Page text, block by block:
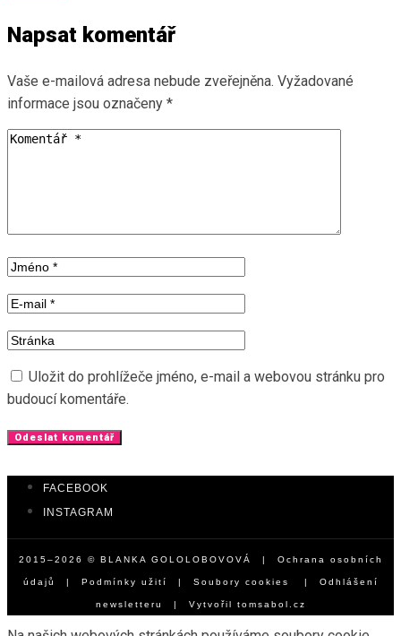
Napsat komentář
Vaše e-mailová adresa nebude zveřejněna. Vyžadované
informace jsou označeny *
Uložit do prohlížeče jméno, e-mail a webovou stránku pro
budoucí komentáře.
FACEBOOK
INSTAGRAM
2015–2026 © BLANKA GOLOLOBOVOVÁ | Ochrana osobních
údajů | Podmínky užití | Soubory cookies | Odhlášení
newsletteru | Vytvořil tomsabol.cz